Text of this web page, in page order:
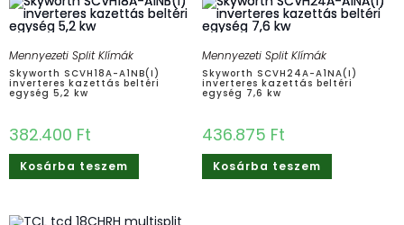
Mennyezeti Split Klímák
Skyworth SCVH18A-A1NB(I)
inverteres kazettás beltéri
egység 5,2 kw
382.400 Ft
Kosárba teszem
Mennyezeti Split Klímák
Skyworth SCVH24A-A1NA(I)
inverteres kazettás beltéri
egység 7,6 kw
436.875 Ft
Kosárba teszem